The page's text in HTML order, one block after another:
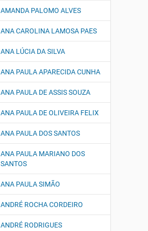
AMANDA PALOMO ALVES
ANA CAROLINA LAMOSA PAES
ANA LÚCIA DA SILVA
ANA PAULA APARECIDA CUNHA
ANA PAULA DE ASSIS SOUZA
ANA PAULA DE OLIVEIRA FELIX
ANA PAULA DOS SANTOS
ANA PAULA MARIANO DOS
SANTOS
ANA PAULA SIMÃO
ANDRÉ ROCHA CORDEIRO
ANDRÉ RODRIGUES